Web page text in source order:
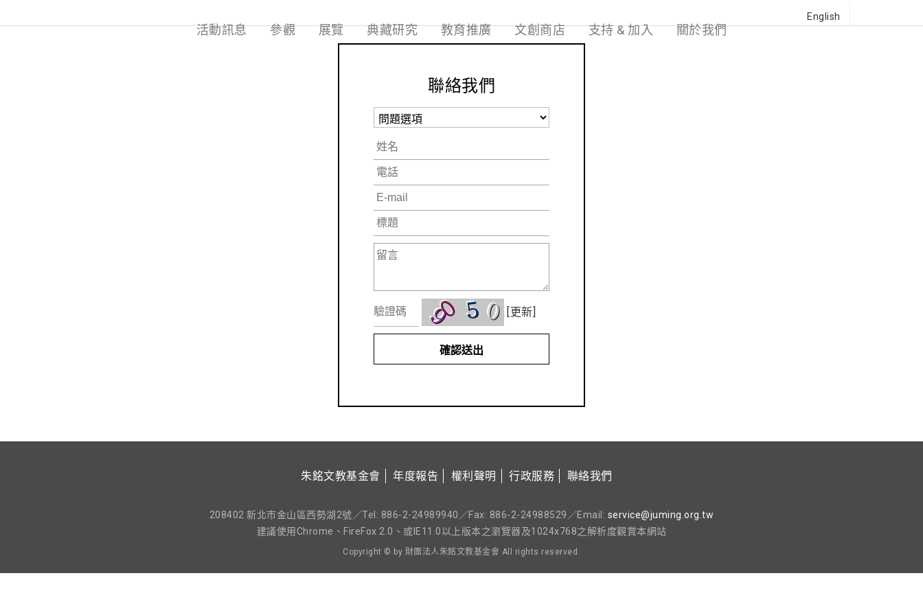
活動訊息 參觀 展覽 典藏研究 教育推廣 文創商店 支持 & 加入 關於我們
English
聯絡我們
[更新]
朱銘文教基金會 年度報告 權利聲明 行政服務 聯絡我們
208402 新北市金山區西勢湖2號／Tel: 886-2-24989940／Fax: 886-2-24988529／Email: service@juming.org.tw
建議使用Chrome、FireFox 2.0、或IE11.0以上版本之瀏覽器及1024x768之解析度觀賞本網站
Copyright © by 財團法人朱銘文教基金會 All rights reserved.